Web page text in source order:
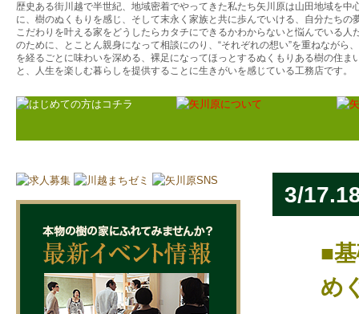
歴史ある街川越で半世紀、地域密着でやってきた私たち矢川原は山田地域を中
に、樹のぬくもりを感じ、そして末永く家族と共に歩んでいける、自分たちの
こだわりを叶える家をどうしたらカタチにできるかわからないと悩んでいる人
のために、とことん親身になって相談にのり、“それぞれの想い”を重ねながら
を経るごとに味わいを深める、裸足になってほっとするぬくもりある樹の住ま
と、人生を楽しむ暮らしを提供することに生きがいを感じている工務店です。
3/
■
め